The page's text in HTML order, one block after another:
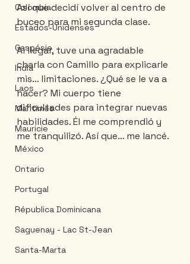
Colombia
Estados-Unidenses
Gaspésie
India
Laos
Maritimes
Mauricie
México
Ontario
Portugal
Républica Dominicana
Saguenay - Lac St-Jean
Santa-Marta
Así que decidí volver al centro de
buceo para mi segunda clase.
Al llegar, tuve una agradable
charla con Camillo para explicarle
mis… limitaciones. ¿Qué se le va a
hacer? Mi cuerpo tiene
dificultades para integrar nuevas
habilidades. Él me comprendió y
me tranquilizó. Así que… me lancé.